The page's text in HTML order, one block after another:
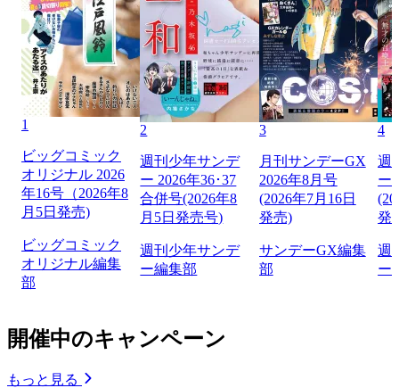
1
ビッグコミック
オリジナル 2026
年16号（2026年8
月5日発売)
ビッグコミック
オリジナル編集
部
2
週刊少年サンデ
ー 2026年36･37
合併号(2026年8
月5日発売号)
週刊少年サンデ
ー編集部
3
月刊サンデーGX
2026年8月号
(2026年7月16日
発売)
サンデーGX編集
部
4
週
ー
発
週
ー
開催中のキャンペーン
もっと見る